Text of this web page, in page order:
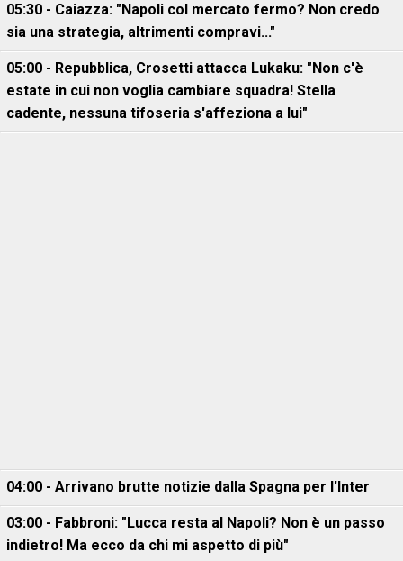
05:30 - Caiazza: "Napoli col mercato fermo? Non credo
sia una strategia, altrimenti compravi..."
05:00 - Repubblica, Crosetti attacca Lukaku: "Non c'è
estate in cui non voglia cambiare squadra! Stella
cadente, nessuna tifoseria s'affeziona a lui"
04:00 - Arrivano brutte notizie dalla Spagna per l'Inter
03:00 - Fabbroni: "Lucca resta al Napoli? Non è un passo
indietro! Ma ecco da chi mi aspetto di più"